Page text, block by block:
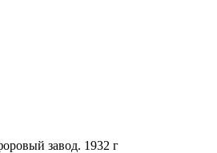
завод. 1932 г